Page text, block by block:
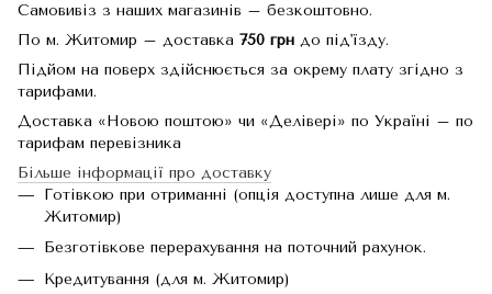
Самовивіз з наших магазинів – безкоштовно.
По м. Житомир – доставка 750 грн до під'їзду.
Підйом на поверх здійснюється за окрему плату згідно з
тарифами.
Доставка «Новою поштою» чи «Делівері» по Україні – по
тарифам перевізника
Більше інформації про доставку
Готівкою при отриманні (опція доступна лише для м.
Житомир)
Безготівкове перерахування на поточний рахунок.
Кредитування (для м. Житомир)